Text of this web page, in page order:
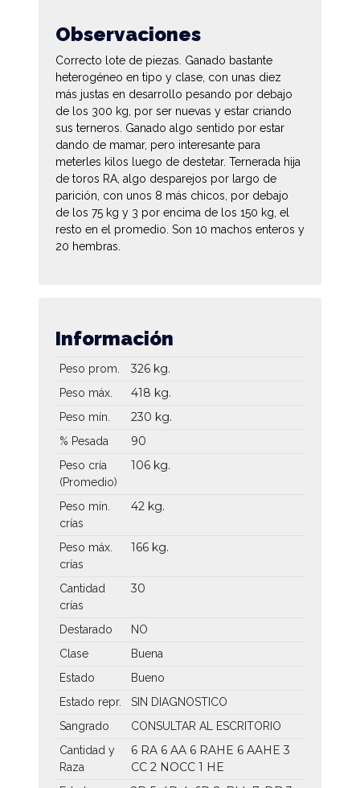
Observaciones
Correcto lote de piezas. Ganado bastante
heterogéneo en tipo y clase, con unas diez
más justas en desarrollo pesando por debajo
de los 300 kg, por ser nuevas y estar criando
sus terneros. Ganado algo sentido por estar
dando de mamar, pero interesante para
meterles kilos luego de destetar. Ternerada hija
de toros RA, algo desparejos por largo de
parición, con unos 8 más chicos, por debajo
de los 75 kg y 3 por encima de los 150 kg, el
resto en el promedio. Son 10 machos enteros y
20 hembras.
Información
Peso prom. 326 kg.
Peso máx. 418 kg.
Peso mín. 230 kg.
% Pesada 90
Peso cría
(Promedio)
106 kg.
Peso mín.
crías
42 kg.
Peso máx.
crías
166 kg.
Cantidad
crías
30
Destarado
NO
Clase
Buena
Estado
Bueno
Estado repr.
SIN DIAGNOSTICO
Sangrado
CONSULTAR AL ESCRITORIO
Cantidad y
Raza
6 RA 6 AA 6 RAHE 6 AAHE3
CC 2 NOCC 1 HE